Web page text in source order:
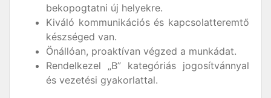
bekopogtatni új helyekre.
Kiváló kommunikációs és kapcsolatteremtő
készséged van.
Önállóan, proaktívan végzed a munkádat.
Rendelkezel „B” kategóriás jogosítvánnyal
és vezetési gyakorlattal.